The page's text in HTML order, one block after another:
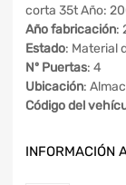
corta 35t Año:
Año fabricación:
Estado: Material
Nº Puertas: 4
Ubicación:
Código del
INFORMACIÓN